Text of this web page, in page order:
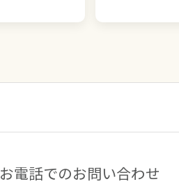
お電話でのお問い合わせ